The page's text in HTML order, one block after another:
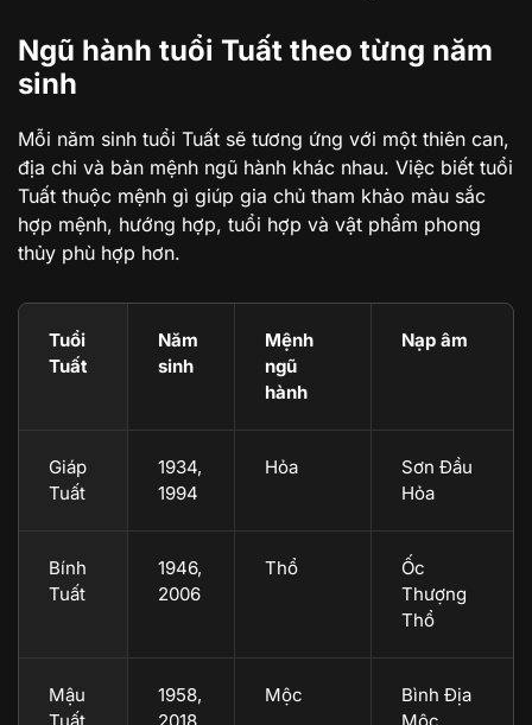
Ngũ hành tuổi Tuất theo từng năm
sinh
Mỗi năm sinh tuổi Tuất sẽ tương ứng với một thiên can,
địa chi và bản mệnh ngũ hành khác nhau. Việc biết tuổi
Tuất thuộc mệnh gì giúp gia chủ tham khảo màu sắc
hợp mệnh, hướng hợp, tuổi hợp và vật phẩm phong
thủy phù hợp hơn.
Tuổi
Tuất
Năm
sinh
Mệnh
ngũ
hành
Nạp âm
Giáp
Tuất
1934,
1994
Hỏa
Sơn Đầu
Hỏa
Bính
Tuất
1946,
2006
Thổ
Ốc
Thượng
Thổ
Mậu
1958,
Mộc
Bình Địa